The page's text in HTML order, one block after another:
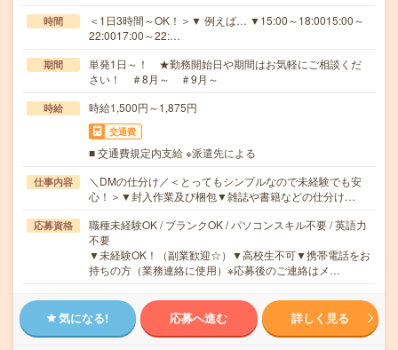
時間
＜1日3時間～OK！＞▼ 例えば… ▼15:00～18:0015:00～
22:0017:00～22:…
期間
単発1日～！ ★勤務開始日や期間はお気軽にご相談くだ
さい！ ＃8月～ ＃9月～
時給 時給1,500円～1,875円
交通費
■ 交通費規定内支給 ※派遣先による
仕事内容
＼DMの仕分け／＜とってもシンプルなので未経験でも安
心！＞▼封入作業及び梱包▼雑誌や書籍などの仕分け…
応募資格
職種未経験OK / ブランクOK / パソコンスキル不要 / 英語力
不要
▼未経験OK！（副業歓迎☆）▼高校生不可▼携帯電話をお
持ちの方（業務連絡に使用）※応募後のご連絡はメ…
気になる! 応募へ進む 詳しく見る